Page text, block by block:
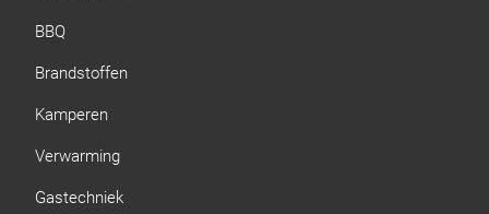
BBQ
Brandstoffen
Kamperen
Verwarming
Gastechniek